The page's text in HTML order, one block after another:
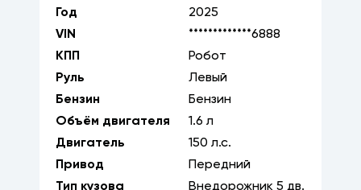
Год
2025
VIN
*************6888
КПП
Робот
Руль
Левый
Бензин
Бензин
Объём двигателя
1.6 л
Двигатель
150 л.с.
Привод
Передний
Тип кузова
Внедорожник 5 дв.